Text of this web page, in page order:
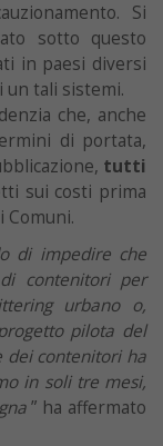
Si
sotto questo
in paesi diversi
un tali sistemi.
che, anche
di portata,
tutti
sui costi prima
Comuni.
di impedire che
contenitori per
urbano o,
pilota del
dei contenitori ha
in soli tre mesi,
” ha affermato